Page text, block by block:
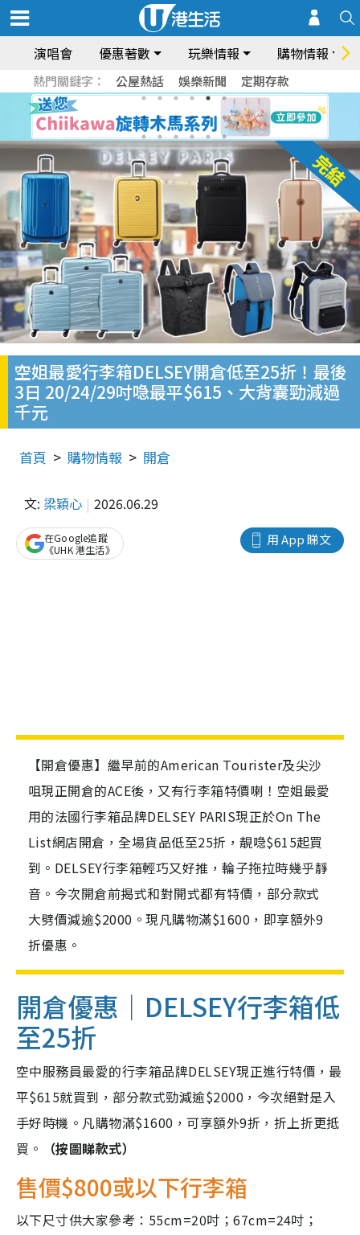
演唱會 優惠著數 玩樂情報 購物情報
熱門關鍵字： 公屋熱話 娛樂新聞 定期存款
空姐最愛行李箱DELSEY開倉低至25折！最後
3日 20/24/29吋喼最平$615、大背囊勁減過
千元
首頁 購物情報 開倉
文: 梁穎心 2026.06.29
用 App 睇文
在Google追蹤
《UHK 港生活》
【開倉優惠】繼早前的American Tourister及尖沙
咀現正開倉的ACE後，又有行李箱特價喇！空姐最愛
用的法國行李箱品牌DELSEY PARIS現正於On The
List網店開倉，全場貨品低至25折，靚喼$615起買
到。DELSEY行李箱輕巧又好推，輪子拖拉時幾乎靜
音。今次開倉前揭式和對開式都有特價，部分款式
大劈價減逾$2000。現凡購物滿$1600，即享額外9
折優惠。
開倉優惠｜DELSEY行李箱低
至25折
空中服務員最愛的行李箱品牌DELSEY現正進行特價，最
平$615就買到，部分款式勁減逾$2000，今次絕對是入
手好時機。凡購物滿$1600，可享額外9折，折上折更抵
買。
（按圖睇款式）
售價$800或以下行李箱
以下尺寸供大家參考：55cm=20吋；67cm=24吋；